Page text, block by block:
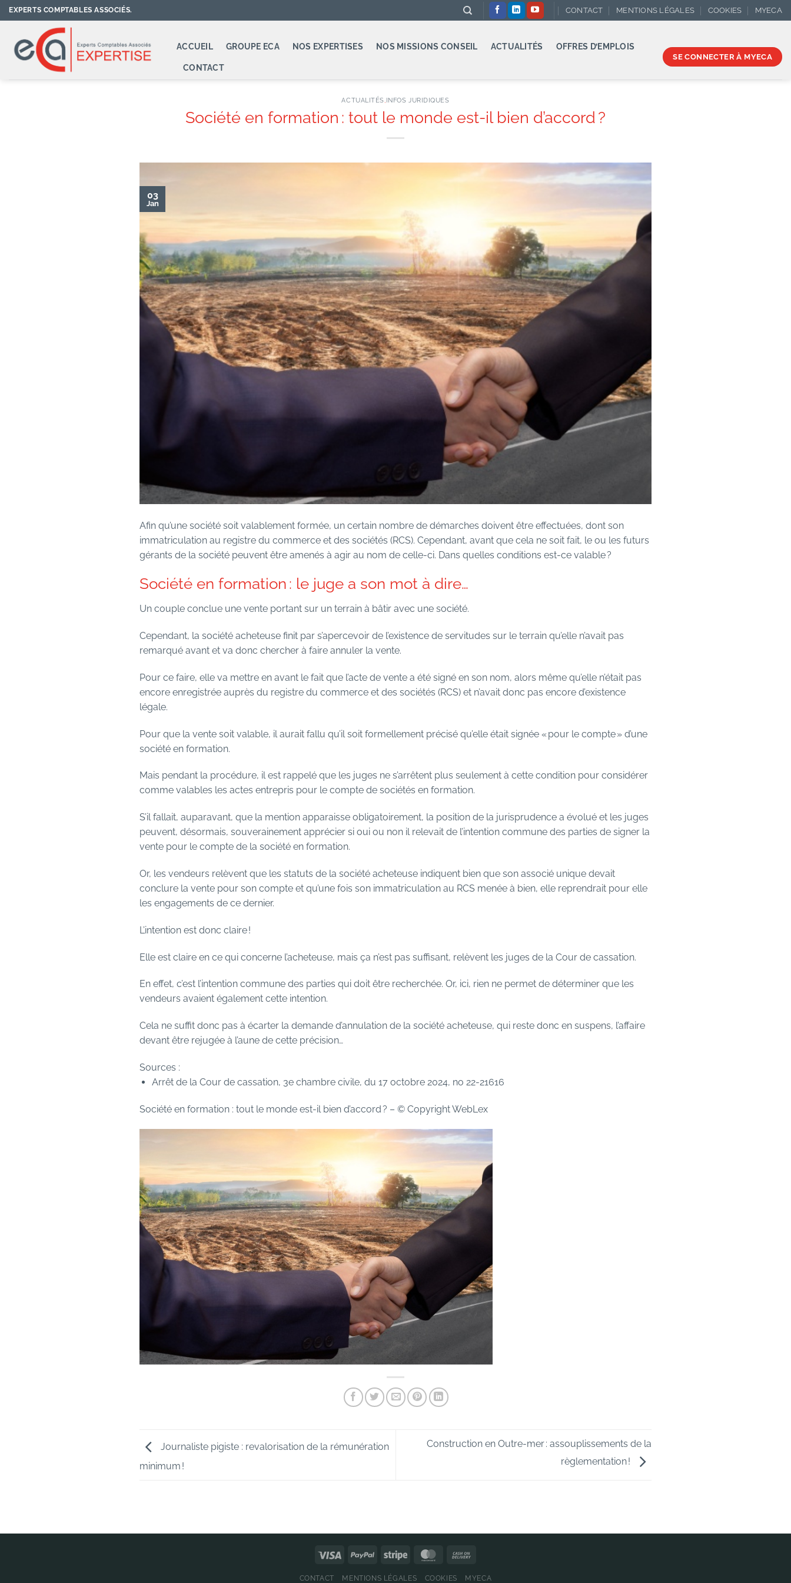
Passer
au
contenu
EXPERTS COMPTABLES ASSOCIÉS. CONTACT MENTIONS LÉGALES COOKIES MYECA
ACCUEIL GROUPE ECA NOS EXPERTISES NOS MISSIONS CONSEIL ACTUALITÉS OFFRES D’EMPLOIS
CONTACT
SE CONNECTER À MYECA
ACTUALITÉS,INFOS JURIDIQUES
Société en formation : tout le monde est-il bien d’accord ?
03
Jan
Afin qu’une société soit valablement formée, un certain nombre de démarches doivent être effectuées, dont son
immatriculation au registre du commerce et des sociétés (RCS). Cependant, avant que cela ne soit fait, le ou les futurs
gérants de la société peuvent être amenés à agir au nom de celle-ci. Dans quelles conditions est-ce valable ?
Société en formation : le juge a son mot à dire…
Un couple conclue une vente portant sur un terrain à bâtir avec une société.
Cependant, la société acheteuse finit par s’apercevoir de l’existence de servitudes sur le terrain qu’elle n’avait pas
remarqué avant et va donc chercher à faire annuler la vente.
Pour ce faire, elle va mettre en avant le fait que l’acte de vente a été signé en son nom, alors même qu’elle n’était pas
encore enregistrée auprès du registre du commerce et des sociétés (RCS) et n’avait donc pas encore d’existence
légale.
Pour que la vente soit valable, il aurait fallu qu’il soit formellement précisé qu’elle était signée « pour le compte » d’une
société en formation.
Mais pendant la procédure, il est rappelé que les juges ne s’arrêtent plus seulement à cette condition pour considérer
comme valables les actes entrepris pour le compte de sociétés en formation.
S’il fallait, auparavant, que la mention apparaisse obligatoirement, la position de la jurisprudence a évolué et les juges
peuvent, désormais, souverainement apprécier si oui ou non il relevait de l’intention commune des parties de signer la
vente pour le compte de la société en formation.
Or, les vendeurs relèvent que les statuts de la société acheteuse indiquent bien que son associé unique devait
conclure la vente pour son compte et qu’une fois son immatriculation au RCS menée à bien, elle reprendrait pour elle
les engagements de ce dernier.
L’intention est donc claire !
Elle est claire en ce qui concerne l’acheteuse, mais ça n’est pas suffisant, relèvent les juges de la Cour de cassation.
En effet, c’est l’intention commune des parties qui doit être recherchée. Or, ici, rien ne permet de déterminer que les
vendeurs avaient également cette intention.
Cela ne suffit donc pas à écarter la demande d’annulation de la société acheteuse, qui reste donc en suspens, l’affaire
devant être rejugée à l’aune de cette précision…
Sources :
Arrêt de la Cour de cassation, 3e chambre civile, du 17 octobre 2024, no 22-21616
Société en formation : tout le monde est-il bien d’accord ? – © Copyright WebLex
Journaliste pigiste : revalorisation de la rémunération
minimum !
Construction en Outre-mer : assouplissements de la
règlementation !
CONTACT MENTIONS LÉGALES COOKIES MYECA